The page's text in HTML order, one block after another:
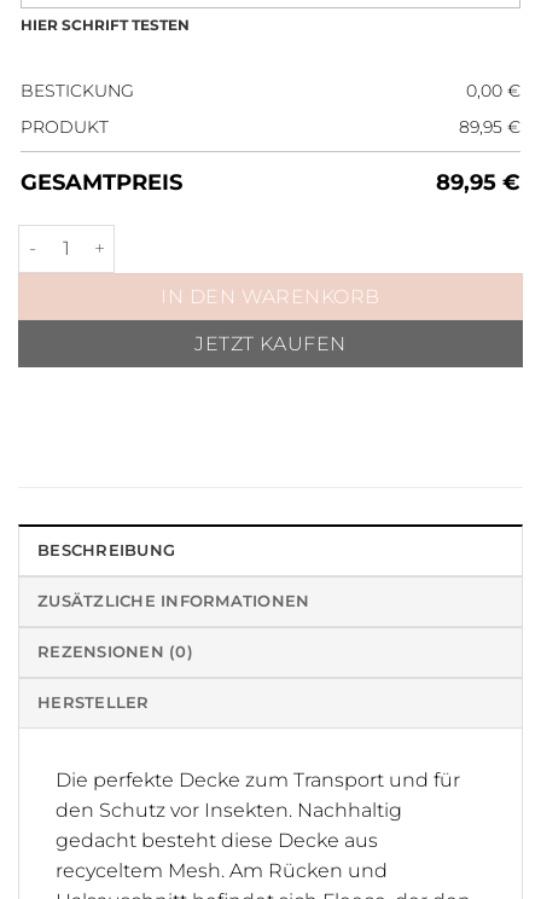
HIER SCHRIFT TESTEN
BESTICKUNG 0,00 €
PRODUKT
89,95 €
GESAMTPREIS 89,95 €
Fliegen- und Transportdecke Roségold Schwarz Menge
IN DEN WARENKORB
JETZT KAUFEN
BESCHREIBUNG
ZUSÄTZLICHE INFORMATIONEN
REZENSIONEN (0)
HERSTELLER
Die perfekte Decke zum Transport und für
den Schutz vor Insekten. Nachhaltig
gedacht besteht diese Decke aus
recyceltem Mesh. Am Rücken und